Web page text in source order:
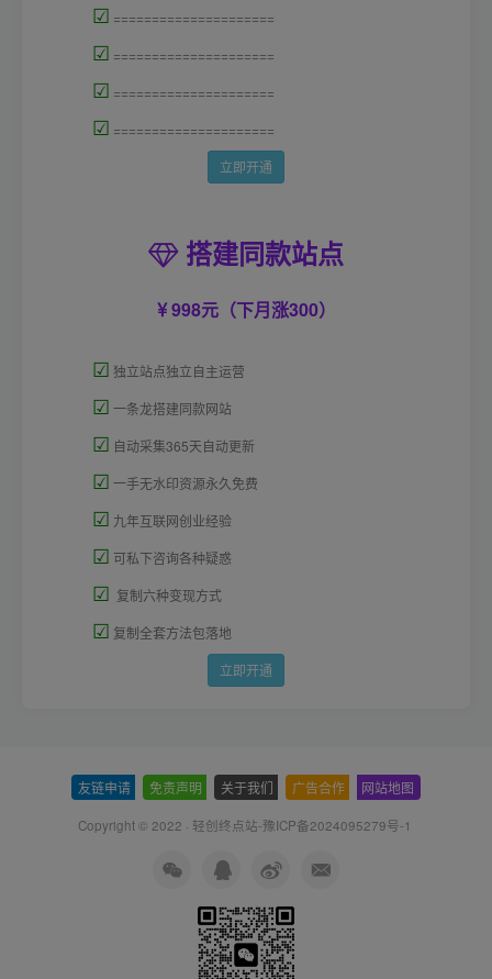
☑ =====================
☑ =====================
☑ =====================
☑ =====================
立即开通
搭建同款站点
998元（下月涨300）
☑ 独立站点独立自主运营
☑ 一条龙搭建同款网站
☑ 自动采集365天自动更新
☑ 一手无水印资源永久免费
☑ 九年互联网创业经验
☑ 可私下咨询各种疑惑
☑ 复制六种变现方式
☑ 复制全套方法包落地
立即开通
友链申请 免责声明 关于我们 广告合作 网站地图
Copyright © 2022 · 轻创终点站-豫ICP备2024095279号-1